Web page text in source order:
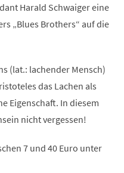
Harald Schwaiger eine
„Blues Brothers“ auf die
(lat.: lachender Mensch)
das Lachen als
Eigenschaft. In diesem
nicht vergessen!
7 und 40 Euro unter